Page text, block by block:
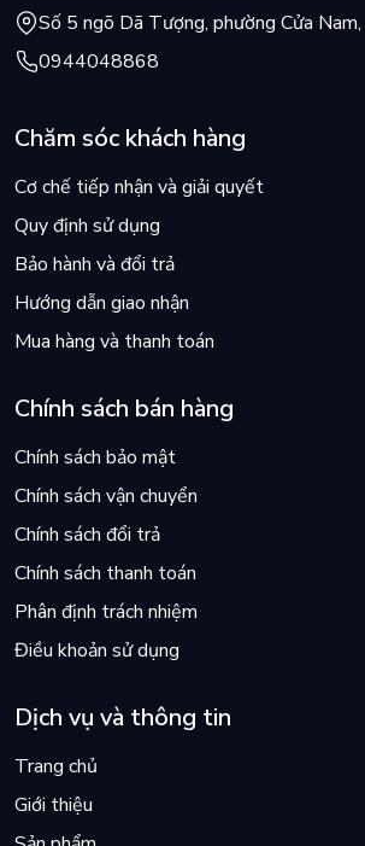
Số 5 ngõ Dã Tượng, phường Cửa
0944048868
Chăm sóc khách hàng
Cơ chế tiếp nhận và giải quyết
Quy định sử dụng
Bảo hành và đổi trả
Hướng dẫn giao nhận
Mua hàng và thanh toán
Chính sách bán hàng
Chính sách bảo mật
Chính sách vận chuyển
Chính sách đổi trả
Chính sách thanh toán
Phân định trách nhiệm
Điều khoản sử dụng
Dịch vụ và thông tin
Trang chủ
Giới thiệu